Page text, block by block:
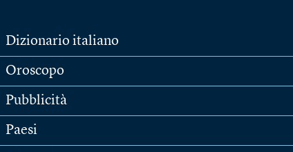
Dizionario italiano
Oroscopo
Pubblicità
Paesi